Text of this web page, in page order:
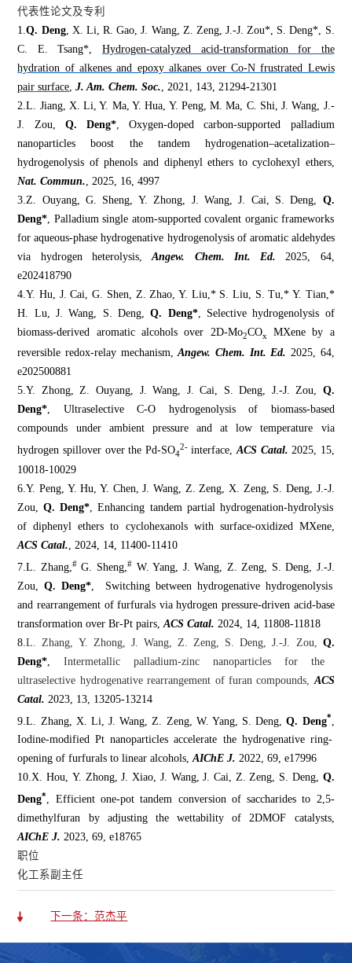
代表性论文及专利
1.Q. Deng, X. Li, R. Gao, J. Wang, Z. Zeng, J.-J. Zou*, S. Deng*, S.
C. E. Tsang*, Hydrogen-catalyzed acid-transformation for the
hydration of alkenes and epoxy alkanes over Co-N frustrated Lewis
pair surface,J.Am. Chem. Soc., 2021, 143, 21294-21301
2.L. Jiang, X. Li, Y. Ma, Y. Hua, Y. Peng, M. Ma, C. Shi, J. Wang, J.-
J. Zou, Q. Deng*,Oxygen-doped carbon-supported palladium
nanoparticles boost the tandem hydrogenation–acetalization–
hydrogenolysis of phenols and diphenyl ethers to cyclohexyl ethers,
Nat. Commun.,2025, 16,4997
3.Z. Ouyang, G. Sheng, Y. Zhong, J. Wang, J. Cai, S. Deng, Q.
Deng*, Palladiumsingle atom-supportedcovalent organicframeworks
foraqueous-phasehydrogenative hydrogenolysis of aromatic aldehydes
via hydrogen heterolysis,Angew. Chem. Int. Ed. 2025, 64,
e202418790
4.Y.Hu, J. Cai, G. Shen, Z.Zhao, Y. Liu,* S. Liu, S. Tu,* Y. Tian,*
H. Lu, J. Wang, S. Deng,Q. Deng*, Selectivehydrogenolysis of
biomass-derived aromaticalcohols over 2D-Mo2COx
MXene by a
reversibleredox-relay mechanism,Angew. Chem. Int. Ed. 2025, 64,
e202500881
5.Y. Zhong, Z. Ouyang, J. Wang, J.Cai, S.Deng, J.-J. Zou, Q.
Deng*, Ultraselective C-O hydrogenolysis of biomass-based
compounds under ambient pressure and atlowtemperature via
hydrogen spillover over the Pd-SO4
2- interface ACS Catal. 2025, 15,
10018-10029
6.Y. Peng, Y. Hu, Y. Chen, J. Wang, Z. Zeng, X. Zeng, S. Deng, J.-J.
Zou,Q.Deng*,Enhancing tandem partial hydrogenation-hydrolysis
ofdiphenyl ethers to cyclohexanols with surface-oxidized MXene,
ACS Catal.,2024, 14, 11400-11410
7.L Zhang, #G Sheng, #W. Yang, J. Wang, Z Zeng, S Deng, J. -J.
Zou,
Q.Deng* Switching between hydrogenative hydrogenolysis
and rearrangement offurfurals viahydrogenpressure-driven acid-base
transformation over Br-Ptpairs ,ACS Catal. 2024, 14, 11808-11818
8.L Zhang, Y. Zhong, J. Wang, Z Zeng, S Deng, J .-J Zou, Q.
Deng* ,Intermetallicpalladium-zincnanoparticles for the
ultraselective hydrogenativerearrangement of furancompounds
ACS
Catal. 2023, 13, 13205-13214
9.L Zhang, X. Li J Wang Z Zeng, W. Yang, S Deng Q. Deng*
Iodine-modified Pt nanoparticles accelerate the hydrogenative ring-
opening of furfurals to linear alcohols, AIChE J. 2022, 69,e17996
10.X. Hou, Y. Zhong,J. Xiao, J. Wang, J. Cai, Z. Zeng, S. Deng, Q.
Deng* Efficient one-pottandem conversion ofsaccharidesto 2,5-
dimethylfuran by adjusting the wettability of 2DMOF catalysts,
AIChE J. 2023, 69,e18765
职位
化工系副主任
下一条：范杰平